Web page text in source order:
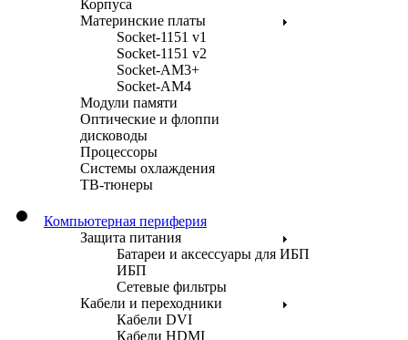
Корпуса
Материнские платы
Socket-1151 v1
Socket-1151 v2
Socket-AM3+
Socket-AM4
Модули памяти
Оптические и флоппи
дисководы
Процессоры
Системы охлаждения
ТВ-тюнеры
Компьютерная периферия
Защита питания
Батареи и аксессуары для ИБП
ИБП
Сетевые фильтры
Кабели и переходники
Кабели DVI
Кабели HDMI